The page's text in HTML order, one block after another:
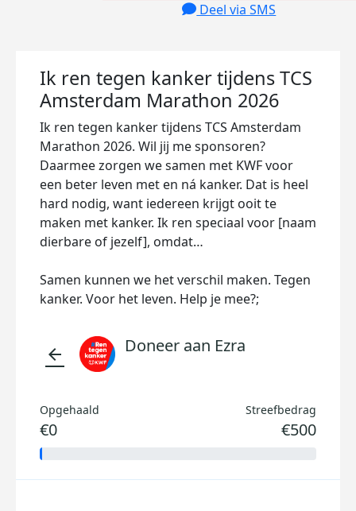
Deel via SMS
Ik ren tegen kanker tijdens TCS
Amsterdam Marathon 2026
Ik ren tegen kanker tijdens TCS Amsterdam
Marathon 2026. Wil jij me sponsoren?
Daarmee zorgen we samen met KWF voor
een beter leven met en ná kanker. Dat is heel
hard nodig, want iedereen krijgt ooit te
maken met kanker. Ik ren speciaal voor [naam
dierbare of jezelf], omdat…
Samen kunnen we het verschil maken. Tegen
kanker. Voor het leven. Help je mee?;
arrow_back Doneer aan Ezra
Opgehaald
€0
Streefbedrag
€500